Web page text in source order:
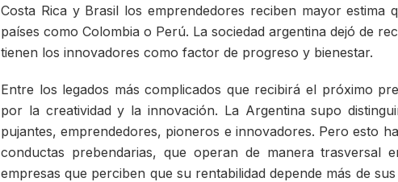
Costa Rica y Brasil los emprendedores reciben mayor estima
países como Colombia o Perú. La sociedad argentina dejó de
tienen los innovadores como factor de progreso y bienestar.
Entre los legados más complicados que recibirá el próximo
por la creatividad y la innovación. La Argentina supo
pujantes, emprendedores, pioneros e innovadores. Pero esto
conductas prebendarias, que operan de manera trasversal
empresas que perciben que su rentabilidad depende más de